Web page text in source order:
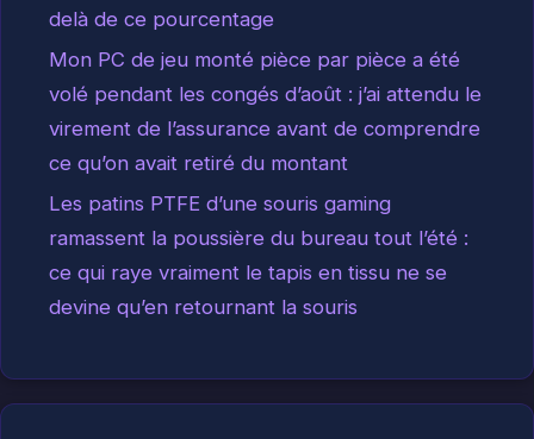
delà de ce pourcentage
Mon PC de jeu monté pièce par pièce a été
volé pendant les congés d’août : j’ai attendu le
virement de l’assurance avant de comprendre
ce qu’on avait retiré du montant
Les patins PTFE d’une souris gaming
ramassent la poussière du bureau tout l’été :
ce qui raye vraiment le tapis en tissu ne se
devine qu’en retournant la souris